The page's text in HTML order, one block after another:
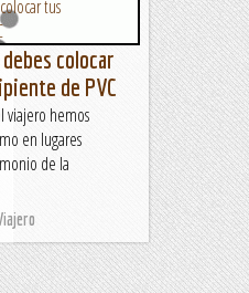
colocar
de PVC
viajero hemos
en lugares
de la